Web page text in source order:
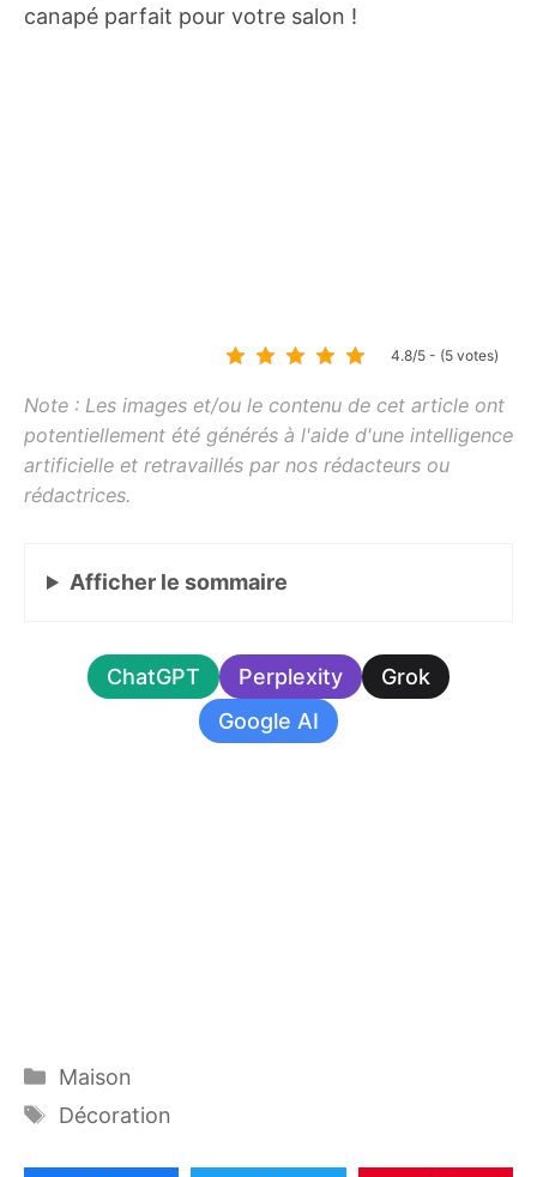
canapé parfait pour votre salon !
4.8/5 - (5 votes)
Afficher le sommaire
ChatGPT Perplexity
Grok
Google AI
Catégories
Maison
Étiquettes
Décoration